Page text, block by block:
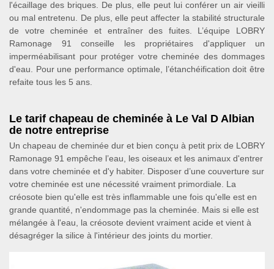
l'écaillage des briques. De plus, elle peut lui conférer un air vieilli
ou mal entretenu. De plus, elle peut affecter la stabilité structurale
de votre cheminée et entraîner des fuites. L’équipe LOBRY
Ramonage 91 conseille les propriétaires d'appliquer un
imperméabilisant pour protéger votre cheminée des dommages
d'eau. Pour une performance optimale, l’étanchéification doit être
refaite tous les 5 ans.
Le tarif chapeau de cheminée à Le Val D Albian
de notre entreprise
Un chapeau de cheminée dur et bien conçu à petit prix de LOBRY
Ramonage 91 empêche l’eau, les oiseaux et les animaux d'entrer
dans votre cheminée et d'y habiter. Disposer d’une couverture sur
votre cheminée est une nécessité vraiment primordiale. La
créosote bien qu'elle est très inflammable une fois qu'elle est en
grande quantité, n'endommage pas la cheminée. Mais si elle est
mélangée à l'eau, la créosote devient vraiment acide et vient à
désagréger la silice à l'intérieur des joints du mortier.